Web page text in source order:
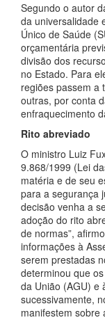
Segundo o autor
da universalidade
Único de Saúde
orçamentária
divisão dos
no Estado. Para
regiões passem a
outras, por conta
enfraquecimento
Rito abreviado
O ministro Luiz
9.868/1999 (Lei
matéria e de seu
para a segurança
decisão venha a
adoção do rito
de normas”,
informações à
serem prestadas
determinou que
da União (AGU) e
sucessivamente,
manifestem sobre